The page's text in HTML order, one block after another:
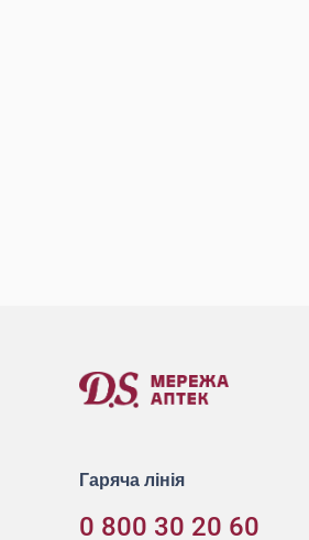
Гаряча лінія
0 800 30 20 60